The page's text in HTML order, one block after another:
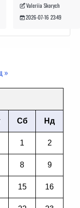
Valeriia Skorych
2026-07-16 23:49
»
Сб Нд
1 2
8 9
15 16